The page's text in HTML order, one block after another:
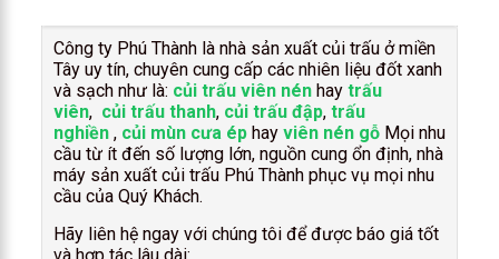
Công ty Phú Thành là nhà sản xuất củi trấu ở miền
Tây uy tín, chuyên cung cấp các nhiên liệu đốt xanh
và sạch như là: củi trấu viên nénhay trấu
viên, củi trấu thanh, củi trấu đập, trấu
nghiền, củi mùn cưa éphay viên nén gỗMọi nhu
cầu từ ít đến số lượng lớn, nguồn cung ổn định, nhà
máy sản xuất củi trấu Phú Thành phục vụ mọi nhu
cầu của Quý Khách.
Hãy liên hệ ngay với chúng tôi để được báo giá tốt